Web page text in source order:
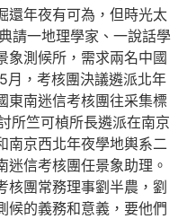
還年夜有可為，但時光太
請一地理學家、一說話學
象測候所，需求兩名中國
月，考核團決議遴派北年
東南迷信考核團往采集標
所竺可楨所長遴派在南京
南京西北年夜學地輿系二
信考核團任景象助理。
核團常務理事劉半農，劉
候的義務和意義，要他們